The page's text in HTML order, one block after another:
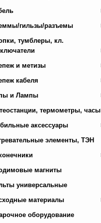
гильзы/разъемы
тумблеры, кл.
и метизы
кабеля
и Лампы
термометры, часы
аксессуары
элементы, ТЭН
магниты
универсальные
материалы
оборудование